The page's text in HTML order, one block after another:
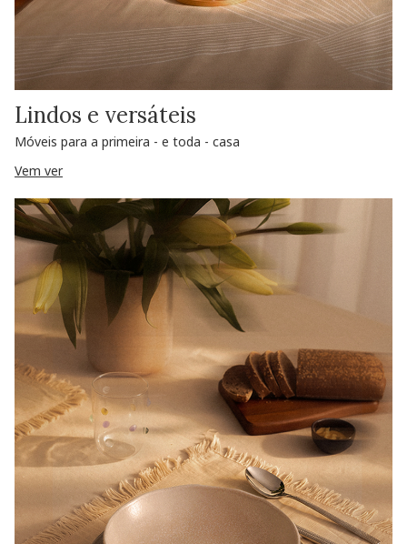
Lindos e versáteis
Móveis para a primeira - e toda - casa
Vem ver